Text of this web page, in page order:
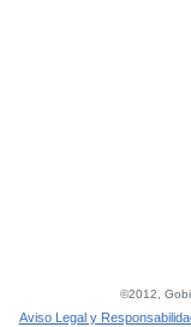
©2012,
Aviso Legal y